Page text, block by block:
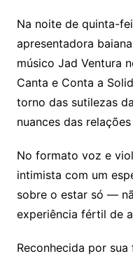
Na noite de quinta-
apresentadora
músico Jad Ventura
Canta e Conta a
torno das sutilezas
nuances das
No formato voz e
intimista com um
sobre o estar só —
experiência fértil de
Reconhecida por